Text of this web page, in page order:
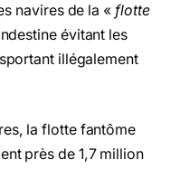
navires de la « flotte
évitant les
illégalement
la flotte fantôme
près de 1,7 million